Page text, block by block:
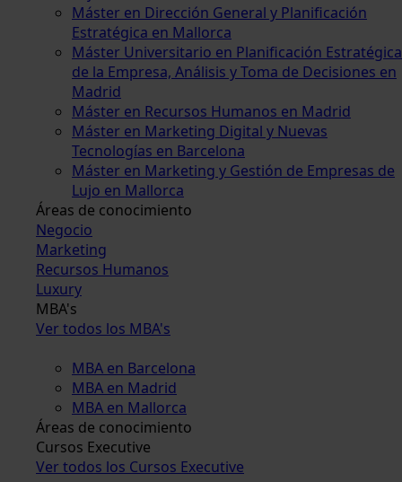
Máster en Dirección General y Planificación
Estratégica en Mallorca
Máster Universitario en Planificación Estratégica
de la Empresa, Análisis y Toma de Decisiones en
Madrid
Máster en Recursos Humanos en Madrid
Máster en Marketing Digital y Nuevas
Tecnologías en Barcelona
Máster en Marketing y Gestión de Empresas de
Lujo en Mallorca
Áreas de conocimiento
Negocio
Marketing
Recursos Humanos
Luxury
MBA's
Ver todos los MBA's
MBA en Barcelona
MBA en Madrid
MBA en Mallorca
Áreas de conocimiento
Cursos Executive
Ver todos los Cursos Executive